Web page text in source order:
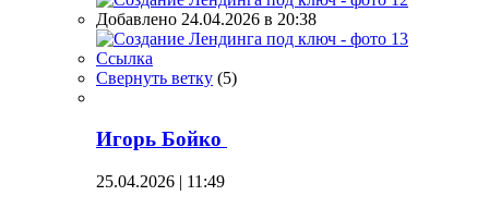
Добавлено 24.04.2026 в 20:38
Ссылка
Свернуть ветку (5)
Игорь Бойко
25.04.2026 | 11:49